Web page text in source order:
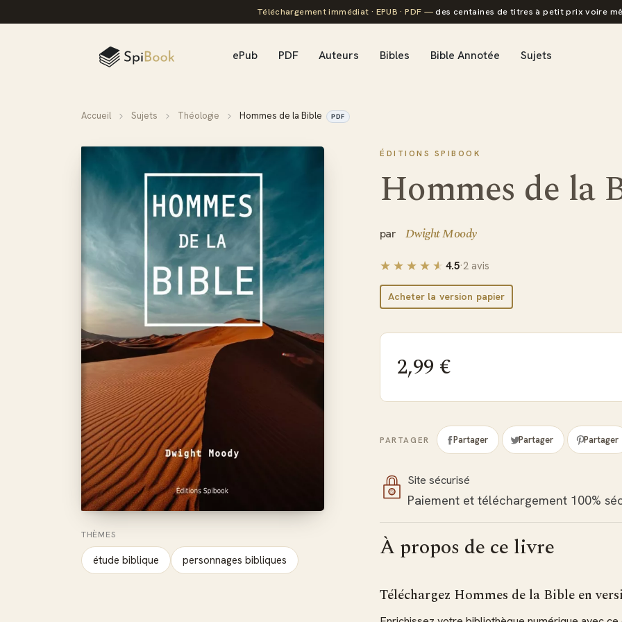
Téléchargement immédiat · EPUB · PDF —des centaines de titres à petit prix voire
ePub PDF Auteurs Bibles Bible Annotée Sujets
Accueil Sujets Théologie Hommes de la Bible PDF
THÈMES
étude biblique personnages bibliques
ÉDITIONS SPIBOOK
Hommes de la
Dwight Moody
4.5·2 avis
Acheter la version papier
2,99 €
PARTAGER Partager Partager Partager
Site sécurisé
Paiement et téléchargement 100%
À propos de ce livre
Téléchargez Hommes de la Bible en